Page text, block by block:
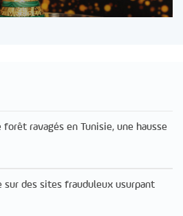
ravagés en Tunisie, une hausse
sur des sites frauduleux usurpant